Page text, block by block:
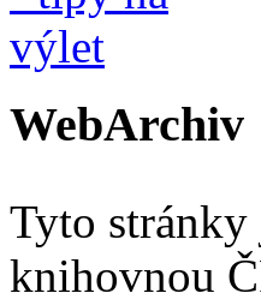
WebArchiv
Tyto
knihovnou